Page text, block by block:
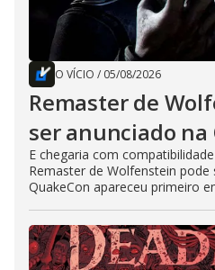
O VÍCIO / 05/08/2026
Remaster de
ser anunciado na
E chegaria com
Remaster de Wolfenstein pode
QuakeCon apareceu primeiro